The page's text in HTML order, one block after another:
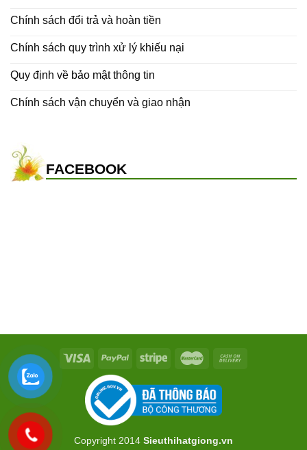
Chính sách đổi trả và hoàn tiền
Chính sách quy trình xử lý khiếu nại
Quy định về bảo mật thông tin
Chính sách vận chuyển và giao nhận
FACEBOOK
Copyright 2014 Sieuthihatgiong.vn